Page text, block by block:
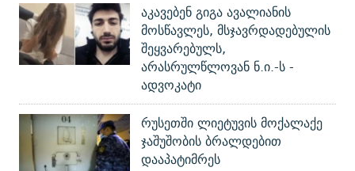
აკავებენ გიგა ავალიანის
მოსწავლეს, მსჯავრდადებულის
შეყვარებულს,
არასრულწლოვან ნ.ი.-ს -
ადვოკატი
რუსეთში ლიეტუვის მოქალაქე
ჯაშუშობის ბრალდებით
დააპატიმრეს